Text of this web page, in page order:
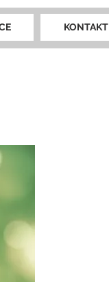
KONTAKT